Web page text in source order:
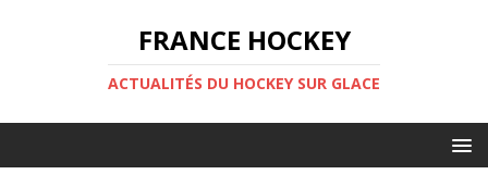
FRANCE HOCKEY
ACTUALITÉS DU HOCKEY SUR GLACE